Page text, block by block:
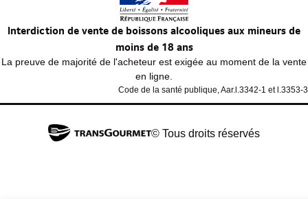
Interdiction de vente de boissons alcooliques aux mineurs de
moins de 18 ans
La preuve de majorité de l'acheteur est exigée au moment de la vente
en ligne.
Code de la santé publique, Aar.l.3342-1 et l.3353-3
© Tous droits réservés